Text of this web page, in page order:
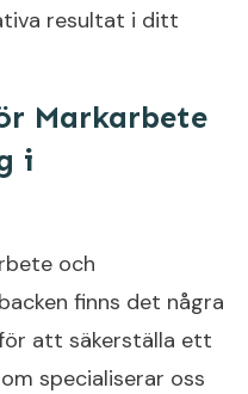
resultat i ditt
Markarbete
i
och
finns det några
att säkerställa ett
specialiserar oss